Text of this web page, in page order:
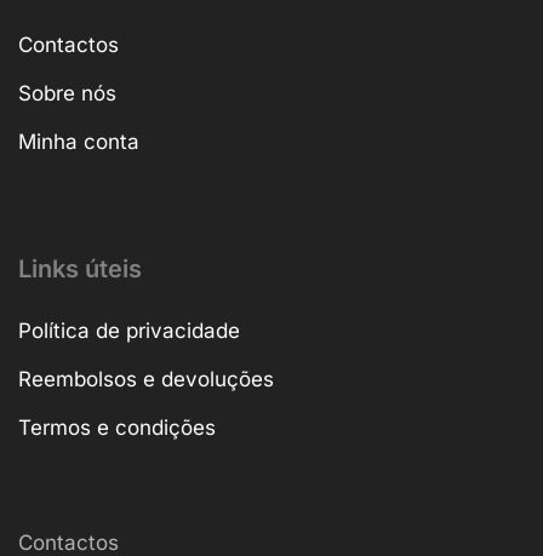
Contactos
Sobre nós
Minha conta
Links úteis
Política de privacidade
Reembolsos e devoluções
Termos e condições
Contactos